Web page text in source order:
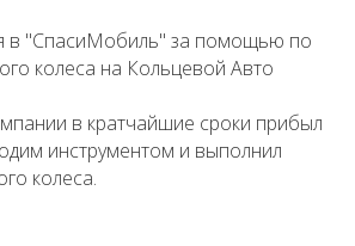
в "СпасиМобиль" за помощью по
колеса на Кольцевой Авто
в кратчайшие сроки прибыл
инструментом и выполнил
колеса.